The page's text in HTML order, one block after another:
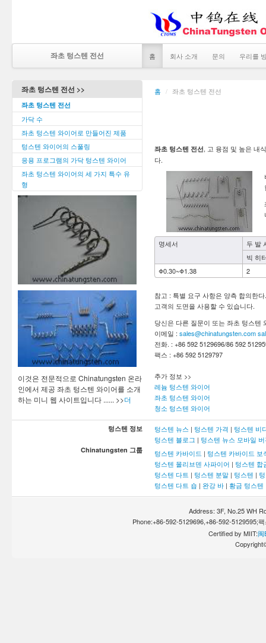
좌초 텅스텐 전선 홈 회사 소개 문의 우리를
좌초 텅스텐 전선 >>
좌초 텅스텐 전선
가닥 수
좌초 텅스텐 와이어로 만들어진 제품
텅스텐 와이어의 스풀링
응용 프로그램의 가닥 텅스텐 와이어
좌초 텅스텐 와이어의 세 가지 특수 유
형
이것은 전문적으로 Chinatungsten 온라
인에서 제공 좌초 텅스텐 와이어를 소개
하는 미니 웹 사이트입니다 ...... >>더
홈 / 좌초 텅스텐 전선
좌초 텅스텐 전선, 고 융점 및 높은 내
다.
명세서
두 발
빅 히
Φ0.30~Φ1.38
2
참고 : 특별 요구 사항은 양측 합의한다.
고객의 도면을 사용할 수 있습니다.
당신은 다른 질문이 또는 좌초 텅스텐
이메일 : sales@chinatungsten.com
전화. : +86 592 5129696/86 592
팩스 : +86 592 5129797
추가 정보 >>
레늄 텅스텐 와이어
좌초 텅스텐 와이어
청소 텅스텐 와이어
텅스텐 정보 텅스텐 뉴스 | 텅스텐 가격 | 텅스텐 비
텅스텐 블로그 | 텅스텐 뉴스 모바일
Chinatungsten 그룹 텅스텐 카바이드 | 텅스텐 카바이드 보
텅스텐 몰리브덴 사파이어 | 텅스텐 합
텅스텐 다트 | 텅스텐 분말 | 텅스텐 |
텅스텐 다트 숍 | 완강 바 | 황금 텅스텐
Address: 3F, No.25 WH
Phone:+86-592-5129696,+86-592-5129595;
Certified by MIIT:闽